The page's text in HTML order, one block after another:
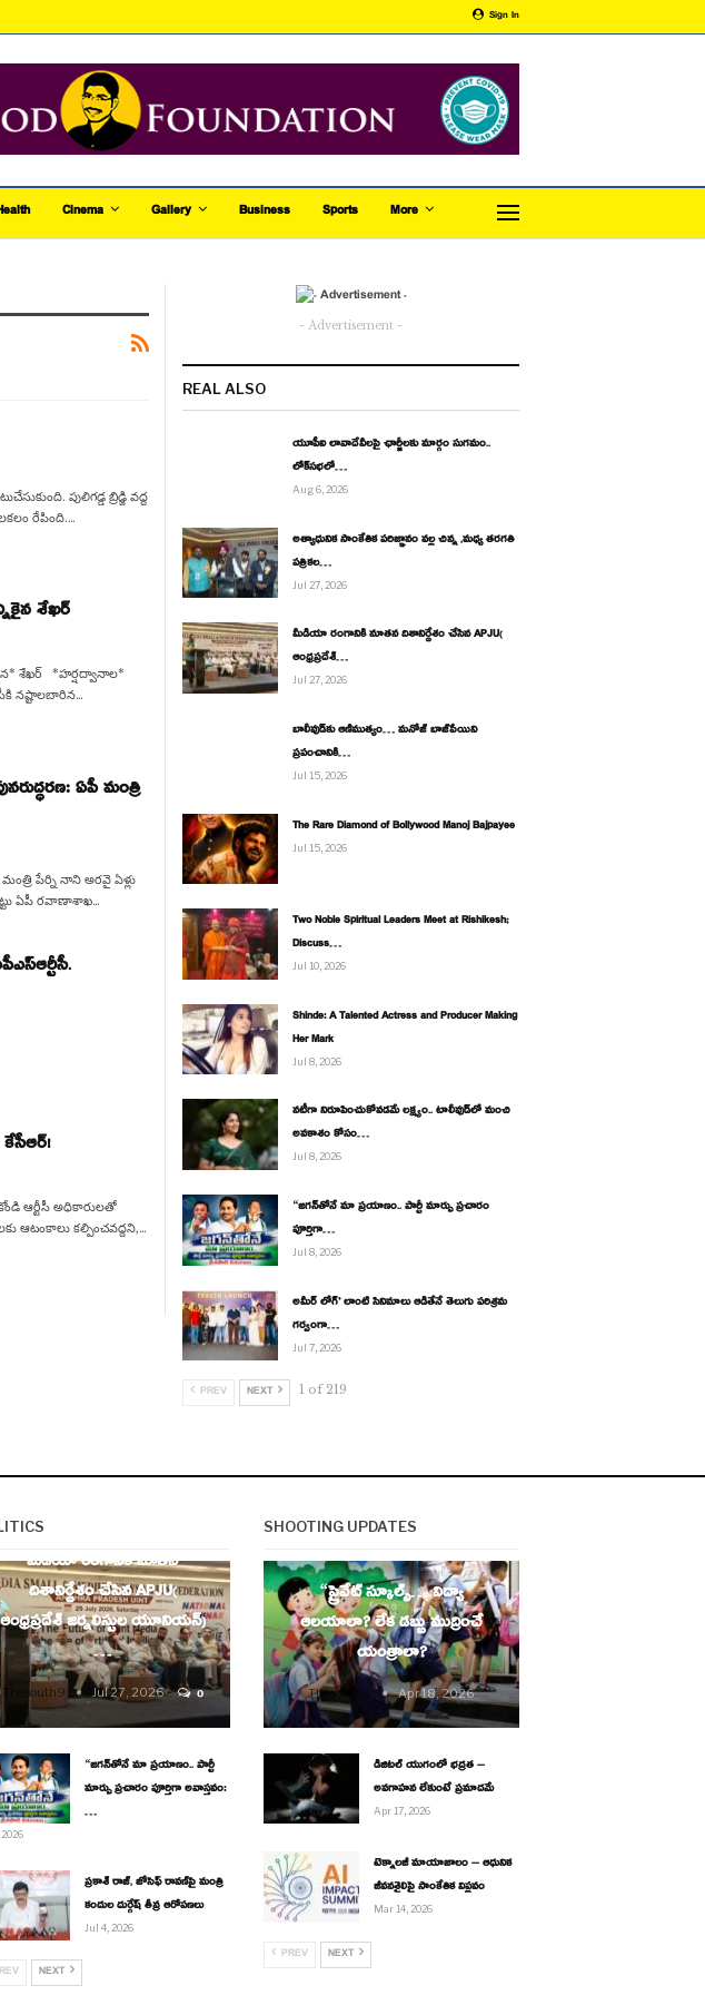
Sign In
Cinema Gallery Business Sports More
పులిగడ్డ బ్రిడ్జి వద్ద
రేపింది.…
శేఖర్
శేఖర్ *హర్షద్వానాల*
నష్టాలబారిన…
ఏపీ మంత్రి
పేర్ని నాని అరవై ఏళ్లు
ఏపీ రవాణాశాఖ…
:
ఆర్టీసీ అధికారులతో
ఆటంకాలు కల్పించవద్దని,…
- Advertisement -
REAL ALSO
యూపీఐ లావాదేవీలపై ఛార్జీలకు మార్గం సుగమం..
లోక్‌సభలో…
Aug 6, 2026
అత్యాధునిక సాంకేతిక పరిజ్ఞానం వల్ల చిన్న ,మధ్య తరగతి
పత్రికల…
Jul 27, 2026
మీడియా రంగానికి నూతన దిశానిర్దేశం చేసిన APJU(
ఆంధ్రప్రదేశ్…
Jul 27, 2026
బాలీవుడ్‌కు ఆణిముత్యం… మనోజ్ బాజ్‌పేయిని
ప్రపంచానికి…
Jul 15, 2026
The Rare Diamond of Bollywood Manoj Bajpayee
Jul 15, 2026
Two Noble Spiritual Leaders Meet at Rishikesh;
Discuss…
Jul 10, 2026
Shinde: A Talented Actress and Producer Making
Her Mark
Jul 8, 2026
నటీగా నిరూపించుకోవడమే లక్ష్యం.. టాలీవుడ్‌లో మంచి
అవకాశం కోసం…
Jul 8, 2026
“జగన్‌తోనే మా ప్రయాణం.. పార్టీ మార్పు ప్రచారం
పూర్తిగా…
Jul 8, 2026
అమీర్ లోగ్’ లాంటి సినిమాలు ఆడితేనే తెలుగు పరిశ్రమ
గర్వంగా…
Jul 7, 2026
PREV NEXT 1 of 219
మీడియా రంగానికి నూతన
దిశానిర్దేశం చేసిన APJU(
ఆంధ్రప్రదేశ్ జర్నలిస్టుల యూనియన్)
…
Thesouth9 Jul 27, 2026 0
“జగన్‌తోనే మా ప్రయాణం.. పార్టీ
మార్పు ప్రచారం పూర్తిగా అవాస్తవం:
…
2026
ప్రకాశ్ రాజ్, జోసెఫ్ రావణ్‌పై మంత్రి
కందుల దుర్గేష్ తీవ్ర ఆరోపణలు
Jul 4, 2026
NEXT
SHOOTING UPDATES
“ప్రైవేట్ స్కూల్స్… విద్యా
ఆలయాలా? లేక డబ్బు ముద్రించే
యంత్రాలా?
Thesouth9 Apr 18, 2026
డిజిటల్ యుగంలో భద్రత –
అవగాహన లేకుంటే ప్రమాదమే
Apr 17, 2026
టెక్నాలజీ మాయాజాలం – ఆధునిక
జీవనశైలిపై సాంకేతిక విప్లవం
Mar 14, 2026
PREV NEXT